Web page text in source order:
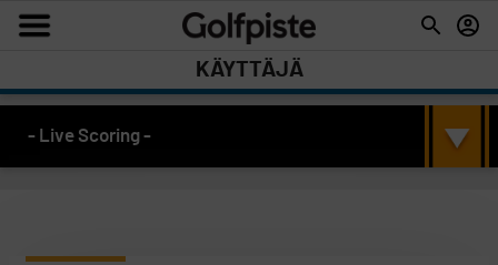
KÄYTTÄJÄ
- Live Scoring -